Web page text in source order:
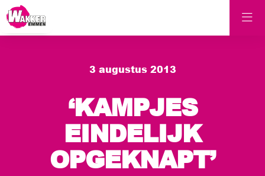
3 augustus 2013
‘KAMPJES
EINDELIJK
OPGEKNAPT’